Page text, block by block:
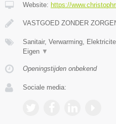
Website: https://
VASTGOED ZONDER
Sanitair, Verwarming,
Eigen ▼
Openingstijden onbekend
Sociale media: